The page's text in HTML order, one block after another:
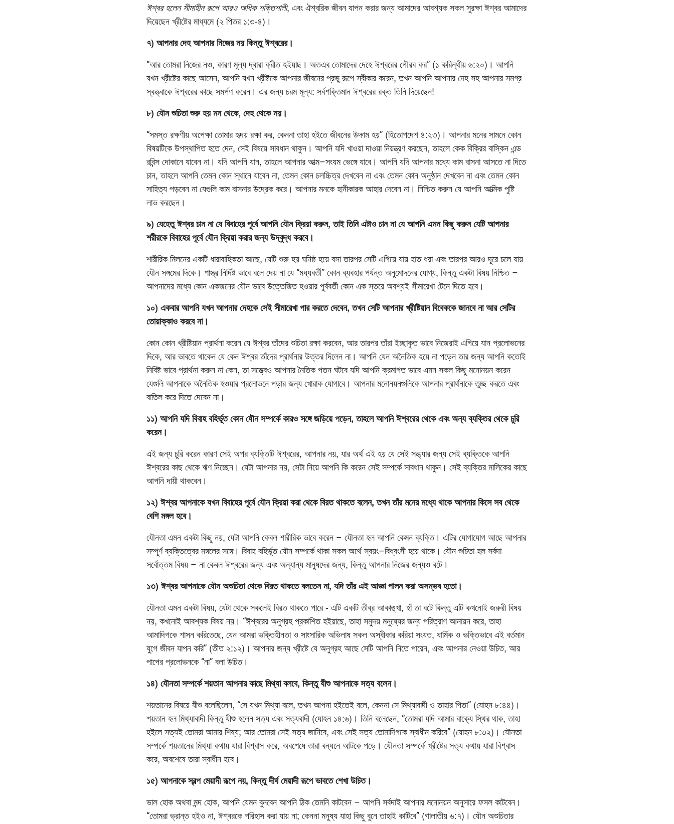
ঈশ্বর হলেন সীমাহীন রূপে আরও অধিক শক্তিশালী, এবং ঐশ্বরিক জীবন যাপন করার জন্য আমাদের আবশ্যক সকল সুরক্ষা ঈশ্বর আমাদের
দিয়েছেন খ্রীষ্টের মাধ্যমে (২ পিতর ১:৩-৪)।
৭) আপনার দেহ আপনার নিজের নয় কিন্তু ঈশ্বরের।
“আর তোমরা নিজের নও, কারণ মূল্য দ্বারা ক্রীত হইয়াছ। অতএব তোমাদের দেহে ঈশ্বরের গৌরব কর” (১ করিন্থীয় ৬:২০)। আপনি
যখন খ্রীষ্টের কাছে আসেন, আপনি যখন খ্রীষ্টকে আপনার জীবনের প্রভু রূপে স্বীকার করেন, তখন আপনি আপনার দেহ সহ আপনার সমগ্র
স্বত্ত্বাকে ঈশ্বরের কাছে সমর্পণ করেন। এর জন্য চরম মূল্য: সর্বশক্তিমান ঈশ্বরের রক্ত তিনি দিয়েছেন!
৮) যৌন শুচিতা শুরু হয় মন থেকে, দেহ থেকে নয়।
“সমস্ত রক্ষণীয় অপেক্ষা তোমার হৃদয় রক্ষা কর, কেননা তাহা হইতে জীবনের উদ্গম হয়” (হিতোপদেশ ৪:২৩)। আপনার মনের সামনে কোন
বিষয়টিকে উপস্থাপিত হতে দেন, সেই বিষয়ে সাবধান থাকুন। আপনি যদি খাওয়া দাওয়া নিয়ন্ত্রণ করছেন, তাহলে কেক বিক্রির বাস্কিন এন্ড
রবিন্স দোকানে যাবেন না। যদি আপনি যান, তাহলে আপনার আত্ম–সংযম ভেঙ্গে যাবে। আপনি যদি আপনার মধ্যে কাম বাসনা আসতে না দিতে
চান, তাহলে আপনি তেমন কোন স্থানে যাবেন না, তেমন কোন চলচ্চিত্র দেখবেন না এবং তেমন কোন অনুষ্ঠান দেখবেন না এবং তেমন কোন
সাহিত্য পড়বেন না যেগুলি কাম বাসনার উদ্রেক করে। আপনার মনকে হানীকারক আহার দেবেন না। নিশ্চিত করুন যে আপনি আত্মিক পুষ্টি
লাভ করছেন।
৯) যেহেতু ঈশ্বর চান না যে বিবাহের পূর্বে আপনি যৌন ক্রিয়া করুন, তাই তিনি এটাও চান না যে আপনি এমন কিছু করুন যেটি আপনার
শরীরকে বিবাহের পূর্বে যৌন ক্রিয়া করার জন্য উদ্বুদ্ধ করবে।
শারীরিক মিলনের একটি ধারাবাহিকতা আছে, যেটি শুরু হয় ঘনিষ্ঠ হয়ে বসা তারপর সেটি এগিয়ে যায় হাত ধরা এবং তারপর আরও দূরে চলে যায়
যৌন সঙ্গমের দিকে। শাস্ত্র নির্দিষ্ট ভাবে বলে দেয় না যে “মধ্যবর্তী” কোন ব্যবহার পর্যন্ত অনুমোদনের যোগ্য, কিন্তু একটা বিষয় নিশ্চিত –
আপনাদের মধ্যে কোন একজনের যৌন ভাবে উত্তেজিত হওয়ার পূর্ববর্তী কোন এক স্তরে অবশ্যই সীমারেখা টেনে দিতে হবে।
১০) একবার আপনি যখন আপনার দেহকে সেই সীমারেখা পার করতে দেবেন, তখন সেটি আপনার খ্রীষ্টিয়ান বিবেককে জানবে না আর সেটির
তোয়াক্কাও করবে না।
কোন কোন খ্রীষ্টিয়ান প্রার্থনা করেন যে ঈশ্বর তাঁদের শুচিতা রক্ষা করবেন, আর তারপর তাঁরা ইচ্ছাকৃত ভাবে নিজেরাই এগিয়ে যান প্রলোভনের
দিকে, আর ভাবতে থাকেন যে কেন ঈশ্বর তাঁদের প্রার্থনার উত্তর দিলেন না। আপনি যেন অনৈতিক হয়ে না পড়েন তার জন্য আপনি কতোই
নিবিষ্ট ভাবে প্রার্থনা করুন না কেন, তা সত্ত্বেও আপনার নৈতিক পতন ঘটবে যদি আপনি ক্রমাগত ভাবে এমন সকল কিছু মনোনয়ন করেন
যেগুলি আপনাকে অনৈতিক হওয়ার প্রলোভনে পড়ার জন্য খোরাক যোগাবে। আপনার মনোনয়নগুলিকে আপনার প্রার্থনাকে তুচ্ছ করতে এবং
বাতিল করে দিতে দেবেন না।
১১) আপনি যদি বিবাহ বহির্ভূত কোন যৌন সম্পর্কে কারও সঙ্গে জড়িয়ে পড়েন, তাহলে আপনি ঈশ্বরের থেকে এবং অন্য ব্যক্তির থেকে চুরি
করেন।
এই জন্য চুরি করেন কারণ সেই অপর ব্যক্তিটি ঈশ্বরের, আপনার নয়, যার অর্থ এই হয় যে সেই সন্ধ্যার জন্য সেই ব্যক্তিকে আপনি
ঈশ্বরের কাছ থেকে ঋণ নিচ্ছেন। যেটা আপনার নয়, সেটা নিয়ে আপনি কি করেন সেই সম্পর্কে সাবধান থাকুন। সেই ব্যক্তির মালিকের কাছে
আপনি দায়ী থাকবেন।
১২) ঈশ্বর আপনাকে যখন বিবাহের পূর্বে যৌন ক্রিয়া করা থেকে বিরত থাকতে বলেন, তখন তাঁর মনের মধ্যে থাকে আপনার কিসে সব থেকে
বেশি মঙ্গল হবে।
যৌনতা এমন একটা কিছু নয়, যেটা আপনি কেবল শারীরিক ভাবে করেন – যৌনতা হল আপনি কেমন ব্যক্তি। এটির যোগাযোগ আছে আপনার
সম্পূর্ণ ব্যক্তিত্বের মঙ্গলের সঙ্গে। বিবাহ বহির্ভূত যৌন সম্পর্কে থাকা সকল অর্থে স্বয়ং–বিধ্বংসী হয়ে থাকে। যৌন শুচিতা হল সর্বদা
সর্বোত্তম বিষয় – না কেবল ঈশ্বরের জন্য এবং অন্যান্য মানুষদের জন্য, কিন্তু আপনার নিজের জন্যও বটে।
১৩) ঈশ্বর আপনাকে যৌন অশুচিতা থেকে বিরত থাকতে বলতেন না, যদি তাঁর এই আজ্ঞা পালন করা অসম্ভব হতো।
যৌনতা এমন একটা বিষয়, যেটা থেকে সকলেই বিরত থাকতে পারে - এটি একটি তীব্র আকাঙ্খা, হাঁ তা বটে কিন্তু এটি কখনোই জরুরী বিষয়
নয়, কখনোই আবশ্যক বিষয় নয়। “ঈশ্বরের অনুগ্রহ প্রকাশিত হইয়াছে, তাহা সমুদয় মনুষ্যের জন্য পরিত্রাণ আনায়ন করে, তাহা
আমাদিগকে শাসন করিতেছে, যেন আমরা ভক্তিহীনতা ও সাংসারিক অভিলাষ সকল অস্বীকার করিয়া সংযত, ধার্মিক ও ভক্তিভাবে এই বর্তমান
যুগে জীবন যাপন করি” (তীত ২:১২)। আপনার জন্য খ্রীষ্টে যে অনুগ্রহ আছে সেটি আপনি নিতে পারেন, এবং আপনার নেওয়া উচিত, আর
পাপের প্রলোভনকে “না” বলা উচিত।
১৪) যৌনতা সম্পর্কে শয়তান আপনার কাছে মিথ্যা বলবে, কিন্তু যীশু আপনাকে সত্য বলেন।
শয়তানের বিষয়ে যীশু বলেছিলেন, “সে যখন মিথ্যা বলে, তখন আপনা হইতেই বলে, কেননা সে মিথ্যাবাদী ও তাহার পিতা” (যোহন ৮:৪৪)।
শয়তান হল মিথ্যাবাদী কিন্তু যীশু হলেন সত্য এবং সত্যবাদী (যোহন ১৪:৬)। তিনি বলেছেন, “তোমরা যদি আমার বাক্যে স্থির থাক, তাহা
হইলে সত্যই তোমরা আমার শিষ্য; আর তোমরা সেই সত্য জানিবে, এবং সেই সত্য তোমাদিগকে স্বাধীন করিবে” (যোহন ৮:৩২)। যৌনতা
সম্পর্কে শয়তানের মিথ্যা কথায় যারা বিশ্বাস করে, অবশেষে তারা বন্ধনে আটকে পড়ে। যৌনতা সম্পর্কে খ্রীষ্টের সত্য কথায় যারা বিশ্বাস
করে, অবশেষে তারা স্বাধীন হবে।
১৫) আপনাকে স্বল্প মেয়াদী রূপে নয়, কিন্তু দীর্ঘ মেয়াদী রূপে ভাবতে শেখা উচিত।
ভাল হোক অথবা মন্দ হোক, আপনি যেমন বুনবেন আপনি ঠিক তেমনি কাটবেন – আপনি সর্বদাই আপনার মনোনয়ন অনুসারে ফসল কাটবেন।
“তোমরা ভ্রান্ত হইও না, ঈশ্বরকে পরিহাস করা যায় না; কেননা মনুষ্য যাহা কিছু বুনে তাহাই কাটিবে” (গালাতীয় ৬:৭)। যৌন অশুচিতার